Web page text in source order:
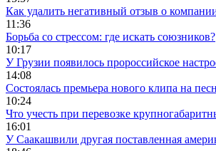
Как удалить негативный отзыв о
11:36
Борьба со стрессом: где искать союзников?
10:17
У Грузии появилось пророссийское
14:08
Cостоялась премьера нового клипа на
10:24
Что учесть при перевозке
16:01
У Саакашвили другая поставленная